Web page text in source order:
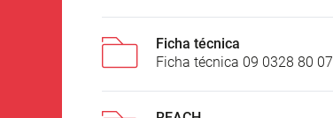
Ficha técnica
Ficha técnica 09 0328 80 07